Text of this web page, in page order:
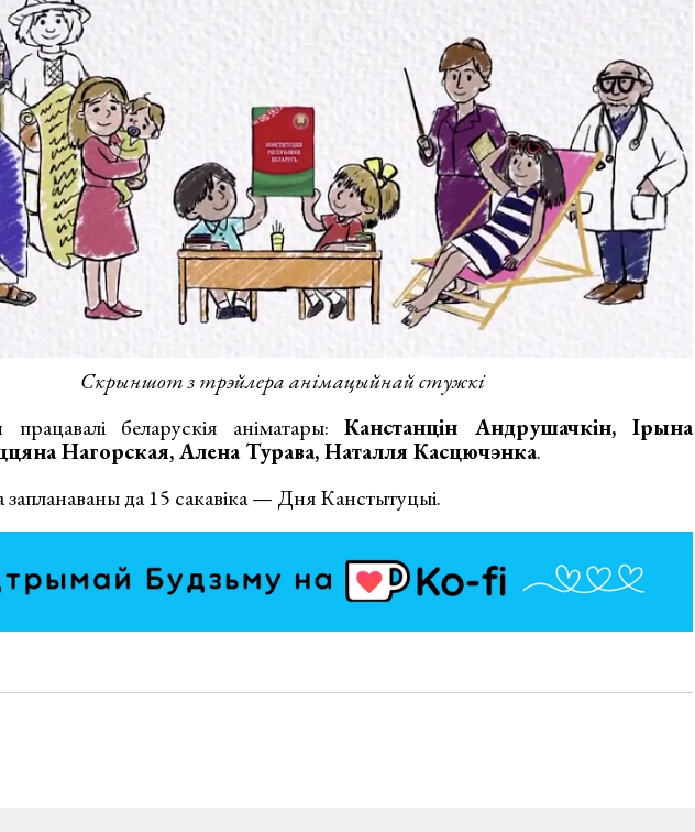
Скрыншот з трэйлера анімацыйнай стужкі
беларускія аніматары:Канстанцін Андрушачкін, Ірына
Нагорская, Алена Турава, Наталля Касцючэнка.
запланаваны да 15 сакавіка — Дня Канстытуцыі.